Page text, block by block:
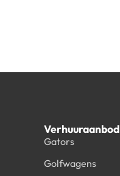
Verhuuraanbod
Gators
Golfwagens